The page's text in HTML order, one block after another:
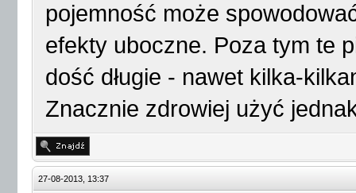
pojemność może
efekty uboczne. Poza tym te
dość długie - nawet kilka-
Znacznie zdrowiej użyć
27-08-2013, 13:37